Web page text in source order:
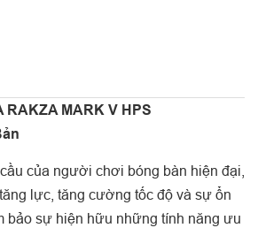
RAKZA MARK V HPS
của người chơi bóng bàn hiện đại,
lực, tăng cường tốc độ và sự ổn
bảo sự hiện hữu những tính năng ưu